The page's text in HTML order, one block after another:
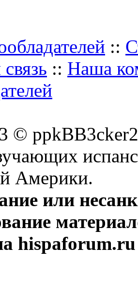
::
:: Наша
©
Америки.
или
hispaforum.ru